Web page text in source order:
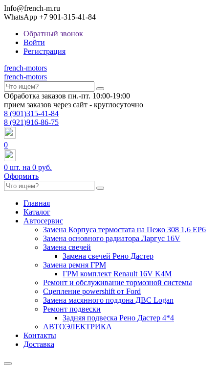
Info@french-m.ru
WhatsApp +7 901-315-41-84
Обратный звонок
Войти
Регистрация
french-motors
french-motors
Обработка заказов пн.-пт. 10:00-19:00
прием заказов через сайт - круглосуточно
8 (901)315-41-84
8 (921)916-86-75
0
0 шт. на 0 руб.
Оформить
Главная
Каталог
Автосервис
Замена Корпуса термостата на Пежо 308 1,6 EP6
Замена основного радиатора Ларгус 16V
Замена свечей
Замена свечей Рено Дастер
Замена ремня ГРМ
ГРМ комплект Renault 16V K4M
Ремонт и обслуживание тормозной системы
Сцепление powershift от Ford
Замена масянного поддона ДВС Logan
Ремонт подвески
Задняя подвеска Рено Дастер 4*4
АВТОЭЛЕКТРИКА
Контакты
Доставка